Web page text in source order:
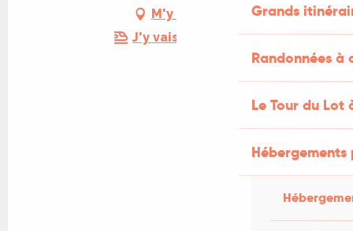
Grands
Randonnées
Le Tour du Lot
M'y rendre
J'y vais en train !